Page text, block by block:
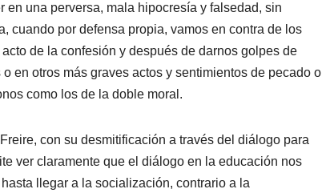
una perversa, mala hipocresía y falsedad, sin
cuando por defensa propia, vamos en contra de los
de la confesión y después de darnos golpes de
en otros más graves actos y sentimientos de pecado o
como los de la doble moral.
con su desmitificación a través del diálogo para
ver claramente que el diálogo en la educación nos
llegar a la socialización, contrario a la